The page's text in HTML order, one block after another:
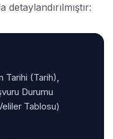
detaylandırılmıştır:
(Tarih),
Durumu
Tablosu)